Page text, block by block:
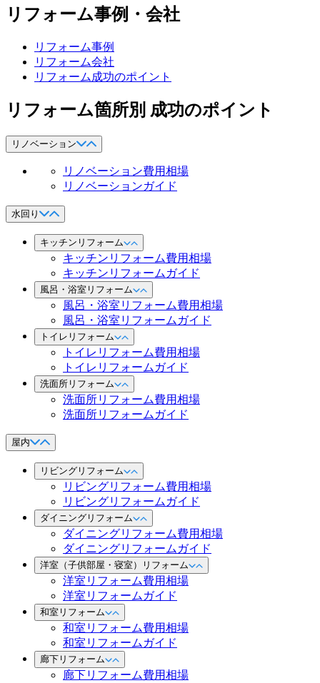
リフォーム事例・会社
リフォーム事例
リフォーム会社
リフォーム成功のポイント
リフォーム箇所別 成功のポイント
リノベーション
リノベーション費用相場
リノベーションガイド
水回り
キッチンリフォーム
キッチンリフォーム費用相場
キッチンリフォームガイド
風呂・浴室リフォーム
風呂・浴室リフォーム費用相場
風呂・浴室リフォームガイド
トイレリフォーム
トイレリフォーム費用相場
トイレリフォームガイド
洗面所リフォーム
洗面所リフォーム費用相場
洗面所リフォームガイド
屋内
リビングリフォーム
リビングリフォーム費用相場
リビングリフォームガイド
ダイニングリフォーム
ダイニングリフォーム費用相場
ダイニングリフォームガイド
洋室（子供部屋・寝室）リフォーム
洋室リフォーム費用相場
洋室リフォームガイド
和室リフォーム
和室リフォーム費用相場
和室リフォームガイド
廊下リフォーム
廊下リフォーム費用相場